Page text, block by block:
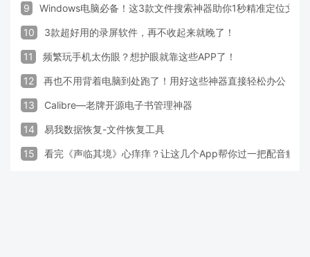
9 Windows电脑必备！这3款文件搜索神器助你1秒精准定位文件
10 3款超好用的录屏软件，再不收起来就晚了！
11 频繁玩手机太伤眼？想护眼就靠这些APP了！
12 再也不用背着电脑到处跑了！用好这些神器直接轻松办公
13 Calibre—老牌开源电子书管理神器
14 易我数据恢复-文件恢复工具
15 看完《声临其境》心痒痒？让这几个App帮你过一把配音瘾